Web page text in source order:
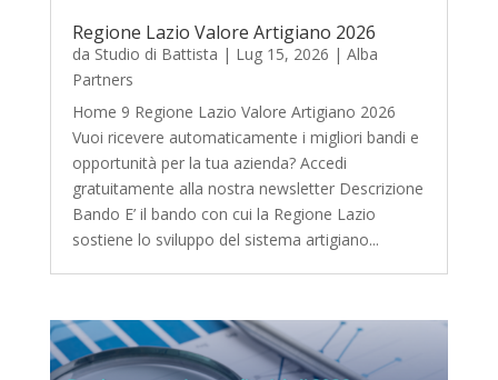
Regione Lazio Valore Artigiano 2026
da Studio di Battista | Lug 15, 2026 | Alba
Partners
Home 9 Regione Lazio Valore Artigiano 2026
Vuoi ricevere automaticamente i migliori bandi e
opportunità per la tua azienda? Accedi
gratuitamente alla nostra newsletter Descrizione
Bando E’ il bando con cui la Regione Lazio
sostiene lo sviluppo del sistema artigiano...